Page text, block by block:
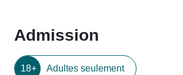
Admission
18+ Adultes seulement